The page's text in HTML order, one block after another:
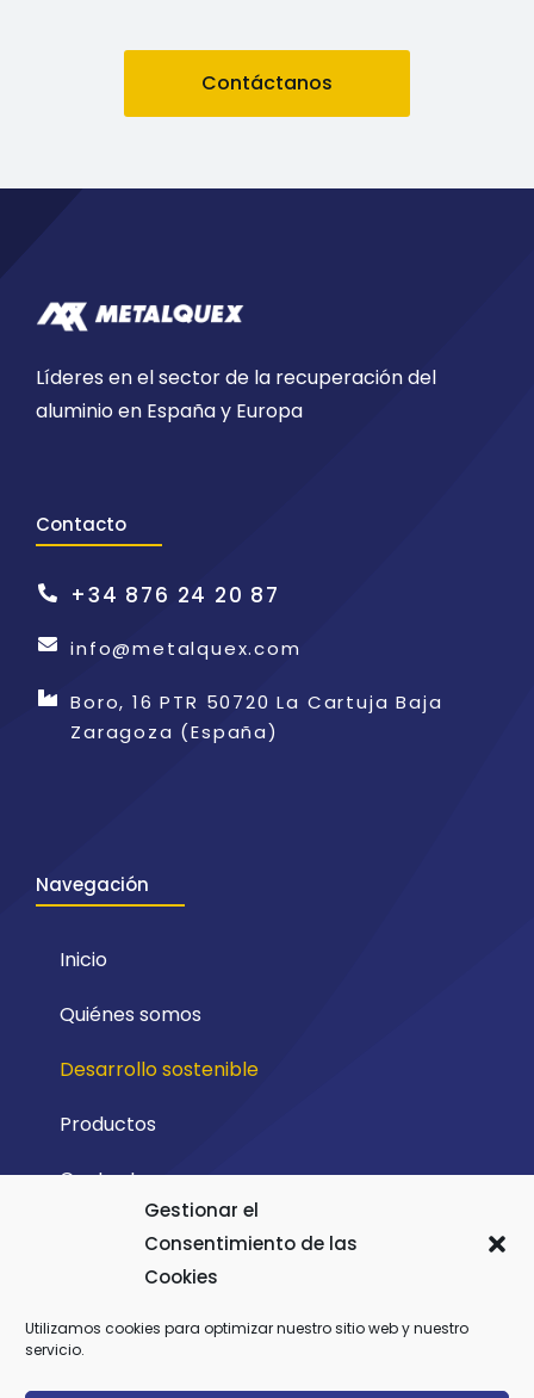
Gestionar el
Consentimiento de las
Cookies
Utilizamos cookies para optimizar nuestro sitio web y nuestro
servicio.
Contáctanos
Líderes en el sector de la recuperación del
aluminio en España y Europa
Contacto
+34 876 24 20 87
info@metalquex.com
Boro, 16 PTR 50720 La Cartuja Baja
Zaragoza (España)
Navegación
Inicio
Quiénes somos
Desarrollo sostenible
Productos
Contacto